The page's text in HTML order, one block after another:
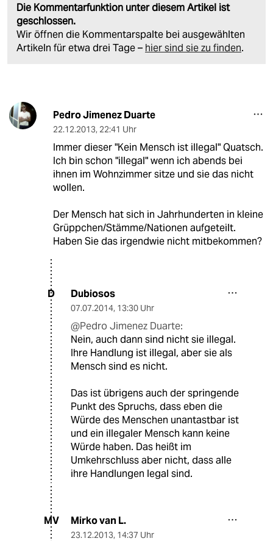
Die Kommentarfunktion unter diesem Artikel ist
geschlossen.
Wir öffnen die Kommentarspalte bei ausgewählten
Artikeln für etwa drei Tage – hier sind sie zu finden.
Pedro Jimenez Duarte
22.12.2013, 22:41 Uhr
Immer dieser "Kein Mensch ist illegal" Quatsch.
Ich bin schon "illegal" wenn ich abends bei
ihnen im Wohnzimmer sitze und sie das nicht
wollen.
Der Mensch hat sich in Jahrhunderten in kleine
Grüppchen/Stämme/Nationen aufgeteilt.
Haben Sie das irgendwie nicht mitbekommen?
D Dubiosos
07.07.2014, 13:30 Uhr
@Pedro Jimenez Duarte:
Nein, auch dann sind nicht sie illegal.
Ihre Handlung ist illegal, aber sie als
Mensch sind es nicht.
Das ist übrigens auch der springende
Punkt des Spruchs, dass eben die
Würde des Menschen unantastbar ist
und ein illegaler Mensch kann keine
Würde haben. Das heißt im
Umkehrschluss aber nicht, dass alle
ihre Handlungen legal sind.
MV Mirko van L.
23.12.2013, 14:37 Uhr